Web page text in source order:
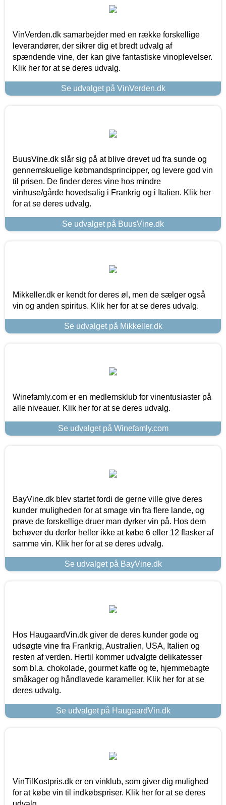
VinVerden.dk samarbejder med en række forskellige
leverandører, der sikrer dig et bredt udvalg af
spændende vine, der kan give fantastiske vinoplevelser.
Klik her for at se deres udvalg.
Se udvalget på VinVerden.dk
BuusVine.dk slår sig på at blive drevet ud fra sunde og
gennemskuelige købmandsprincipper, og levere god vin
til prisen. De finder deres vine hos mindre
vinhuse/gårde hovedsalig i Frankrig og i Italien. Klik her
for at se deres udvalg.
Se udvalget på BuusVine.dk
Mikkeller.dk er kendt for deres øl, men de sælger også
vin og anden spiritus. Klik her for at se deres udvalg.
Se udvalget på Mikkeller.dk
Winefamly.com er en medlemsklub for vinentusiaster på
alle niveauer. Klik her for at se deres udvalg.
Se udvalget på Winefamly.com
BayVine.dk blev startet fordi de gerne ville give deres
kunder muligheden for at smage vin fra flere lande, og
prøve de forskellige druer man dyrker vin på. Hos dem
behøver du derfor heller ikke at købe 6 eller 12 flasker af
samme vin. Klik her for at se deres udvalg.
Se udvalget på BayVine.dk
Hos HaugaardVin.dk giver de deres kunder gode og
udsøgte vine fra Frankrig, Australien, USA, Italien og
resten af verden. Hertil kommer udvalgte delikatesser
som bl.a. chokolade, gourmet kaffe og te, hjemmebagte
småkager og håndlavede karameller. Klik her for at se
deres udvalg.
Se udvalget på HaugaardVin.dk
VinTilKostpris.dk er en vinklub, som giver dig mulighed
for at købe vin til indkøbspriser. Klik her for at se deres